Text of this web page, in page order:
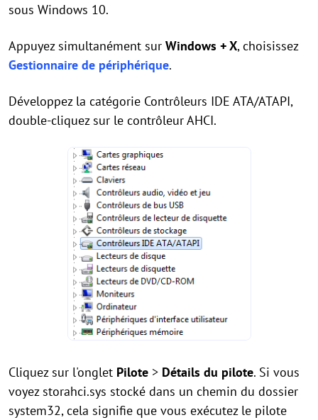
sous Windows 10.
Appuyez simultanément sur Windows + X, choisissez
Gestionnaire de périphérique.
Développez la catégorie Contrôleurs IDE ATA/ATAPI,
double-cliquez sur le contrôleur AHCI.
Cliquez sur l'onglet Pilote > Détails du pilote. Si vous
voyez storahci.sys stocké dans un chemin du dossier
system32, cela signifie que vous exécutez le pilote